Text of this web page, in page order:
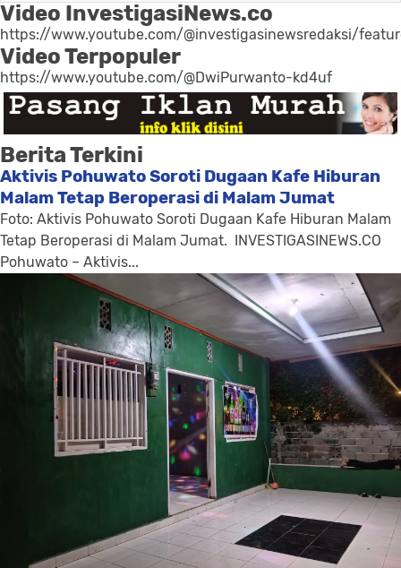
Video InvestigasiNews.co
https://www.youtube.com/@investigasinewsredaksi/
Video Terpopuler
https://www.youtube.com/@DwiPurwanto-kd4uf
Berita Terkini
Aktivis Pohuwato Soroti Dugaan Kafe Hiburan
Malam Tetap Beroperasi di Malam Jumat
Foto: Aktivis Pohuwato Soroti Dugaan Kafe Hiburan Malam
Tetap Beroperasi di Malam Jumat. INVESTIGASINEWS.CO
Pohuwato – Aktivis...